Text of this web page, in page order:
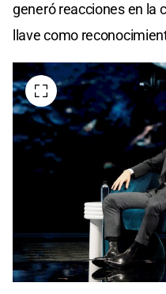
generó reacciones en la
llave como